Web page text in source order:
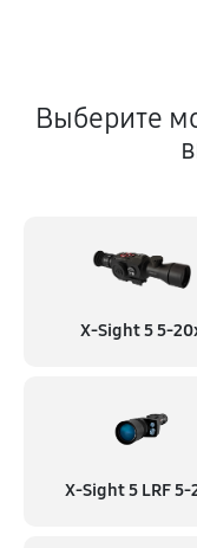
Выберите
X-Sight 5 5-
X-Sight 5 LRF 5-